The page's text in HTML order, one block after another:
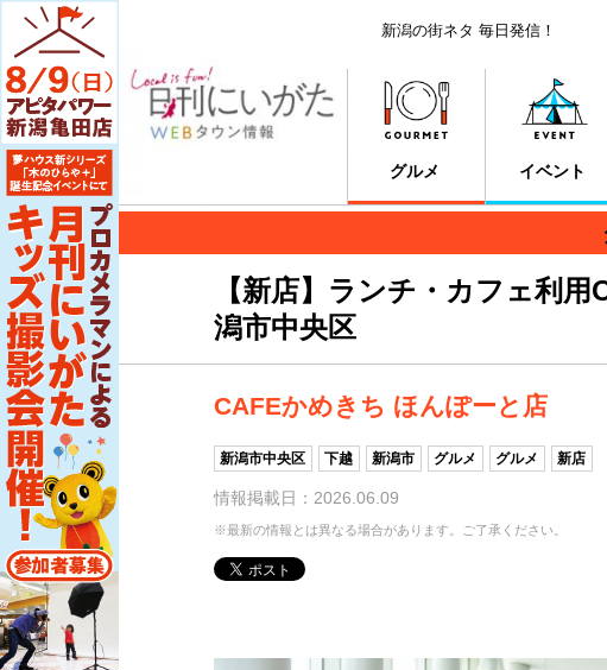
新潟の街ネタ 毎日発信！
グルメ イベント
【新店】ランチ・カフェ利
潟市中央区
CAFEかめきち ほんぽーと店
新潟市中央区 下越 新潟市 グルメ グルメ 新店
情報掲載日：2026.06.09
※最新の情報とは異なる場合があります。ご了承ください。